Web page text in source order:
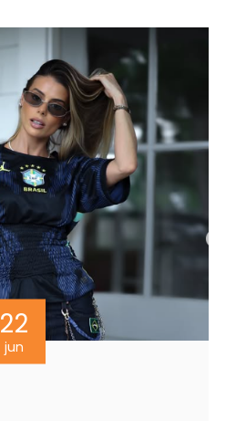
22
jun